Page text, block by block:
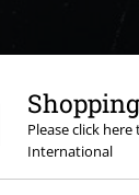
Please click
International